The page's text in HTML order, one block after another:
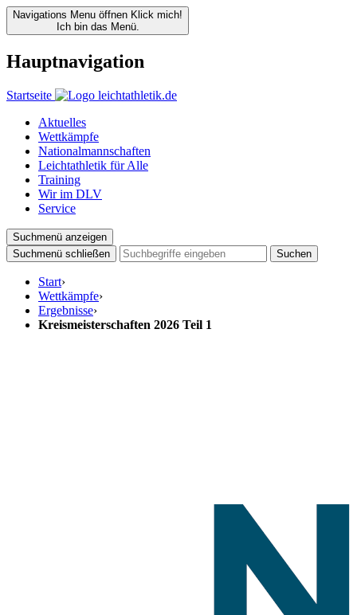
Navigations Menu öffnen Klick mich!
Ich bin das Menü.
Hauptnavigation
Startseite
Aktuelles
Wettkämpfe
Nationalmannschaften
Leichtathletik für Alle
Training
Wir im DLV
Service
Suchmenü anzeigen
Suchmenü schließen
Suchen
Start›
Wettkämpfe›
Ergebnisse›
Kreismeisterschaften 2026 Teil 1